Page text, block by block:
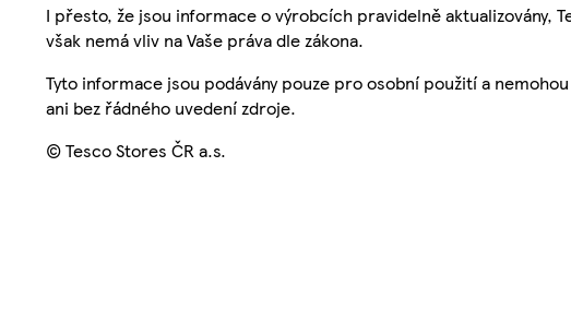
I přesto, že jsou informace o výrobcích pravidelně aktualizovány,
však nemá vliv na Vaše práva dle zákona.
Tyto informace jsou podávány pouze pro osobní použití a
ani bez řádného uvedení zdroje.
© Tesco Stores ČR a.s.